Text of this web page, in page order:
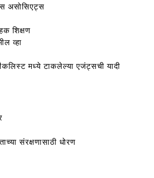
असोसिएट्स
शिक्षण
व्हा
मध्ये टाकलेल्या एजंट्सची यादी
संरक्षणासाठी धोरण